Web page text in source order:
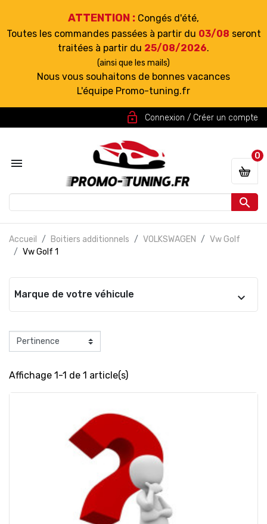
ATTENTION : Congés d'été,
Toutes les commandes passées à partir du 03/08 seront
traitées à partir du 25/08/2026.
(ainsi que les mails)
Nous vous souhaitons de bonnes vacances
L'équipe Promo-tuning.fr
lock_open Connexion / Créer un compte


0
Accueil Boitiers additionnels VOLKSWAGEN
Vw Golf
Vw Golf 1
Marque de votre véhicule
Affichage 1-1 de 1 article(s)